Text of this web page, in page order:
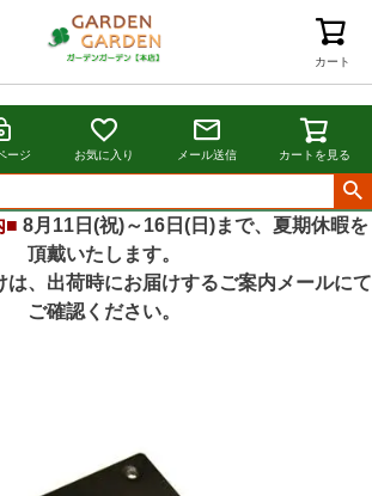
カート
ージ お気に入り メール送信 カートを見る
■ 8月11日(祝)～16日(日)まで、夏期休暇を
頂戴いたします。
出荷時にお届けするご案内メールにて
ご確認ください。